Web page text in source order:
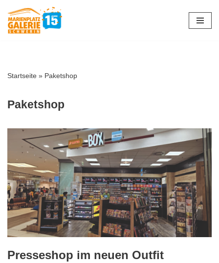
Zum
Startseite » Paketshop
Paketshop
Presseshop im neuen Outfit